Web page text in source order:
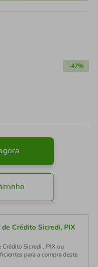
-47%
Crédito Sicredi, PIX
Sicredi , PIX ou
para a compra deste